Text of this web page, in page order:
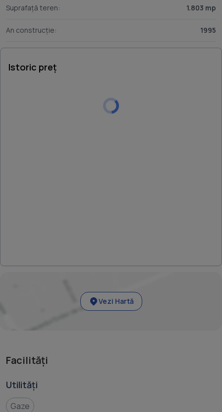
Suprafață teren: 1.803 mp
An construcție: 1995
Istoric preț
Vezi Hartă
Facilități
Utilități
Gaze